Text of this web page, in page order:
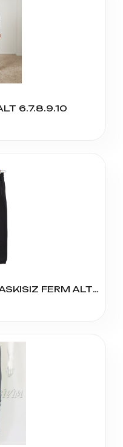
6.7.8.9.10
810.44 ERKEK 3İP RBN BASKISIZ FERM ALT 36/42